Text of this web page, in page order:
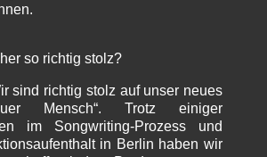
so richtig stolz?
sind richtig stolz auf unser neues
Mensch“. Trotz einiger
im Songwriting-Prozess und
in Berlin haben wir